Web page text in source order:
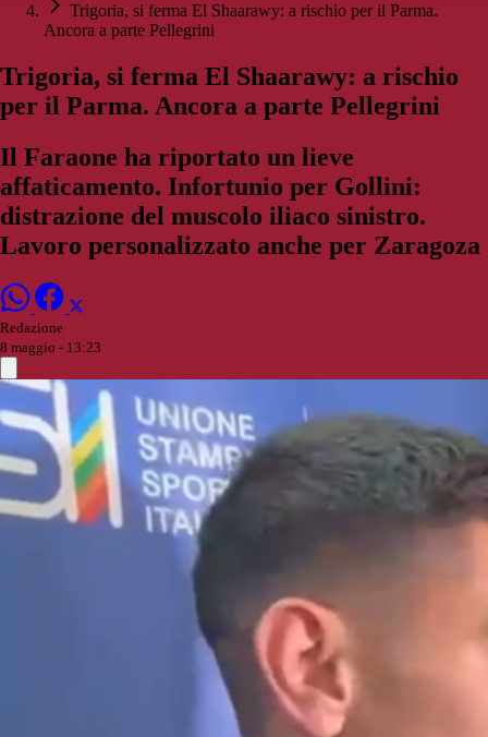
Trigoria, si ferma El Shaarawy: a rischio per il Parma.
Ancora a parte Pellegrini
Trigoria, si ferma El Shaarawy: a rischio
per il Parma. Ancora a parte Pellegrini
Il Faraone ha riportato un lieve
affaticamento. Infortunio per Gollini:
distrazione del muscolo iliaco sinistro.
Lavoro personalizzato anche per Zaragoza
Redazione
8 maggio - 13:23